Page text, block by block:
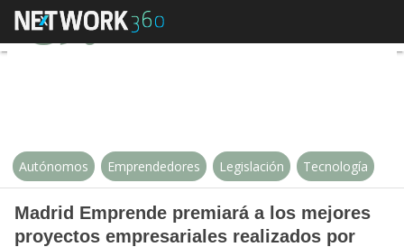
Madrid Emprende premiará a
Autónomos Emprendedores Legislación Tecnología
Madrid Emprende premiará a los mejores
proyectos empresariales realizados por